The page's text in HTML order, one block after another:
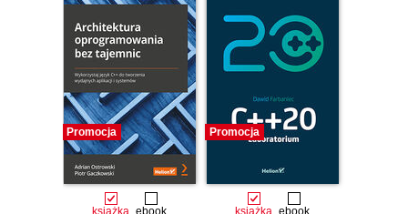
Promocja
książka ebook
Promocja
książka ebook